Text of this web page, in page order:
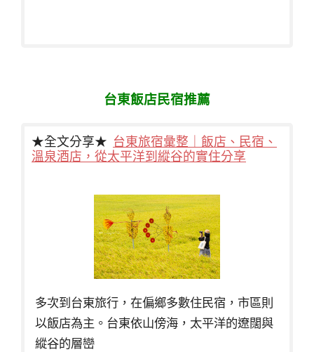
台東飯店民宿推薦
★全文分享★ 台東旅宿彙整｜飯店、民宿、
溫泉酒店，從太平洋到縱谷的實住分享
多次到台東旅行，在偏鄉多數住民宿，市區則
以飯店為主。台東依山傍海，太平洋的遼闊與
縱谷的層巒